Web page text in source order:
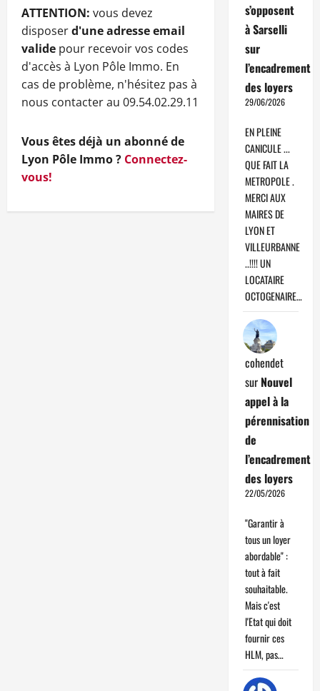
ATTENTION: vous devez
disposerd'une adresse email
valide pour recevoir vos codes
d'accès à Lyon Pôle Immo. En
cas de problème, n'hésitez pas à
nous contacter au 09.54.02.29.11
Vous êtes déjà un abonné de
Lyon Pôle Immo ? Connectez-
vous!
s’opposent
à Sarselli
sur
l’encadrement
des loyers
29/06/2026
EN PLEINE
CANICULE ...
QUE FAIT LA
METROPOLE .
MERCI AUX
MAIRES DE
LYON ET
VILLEURBANNE
..!!!! UN
LOCATAIRE
OCTOGENAIRE…
cohendet
sur Nouvel
appel à la
pérennisation
de
l’encadrement
des loyers
22/05/2026
"Garantir à
tous un loyer
abordable" :
tout à fait
souhaitable.
Mais c'est
l'Etat qui doit
fournir ces
HLM, pas…